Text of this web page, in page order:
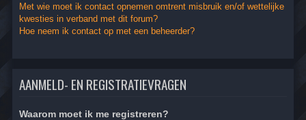
Met wie moet ik contact opnemen omtrent misbruik en/of wettelijke
kwesties in verband met dit forum?
Hoe neem ik contact op met een beheerder?
AANMELD- EN REGISTRATIEVRAGEN
Waarom moet ik me registreren?